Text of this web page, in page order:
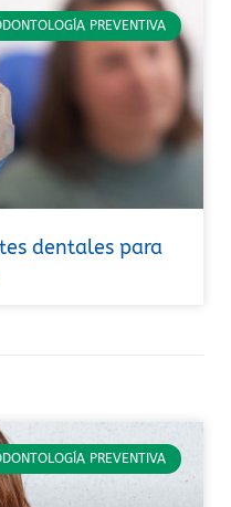
PREVENTIVA
dentales para
PREVENTIVA